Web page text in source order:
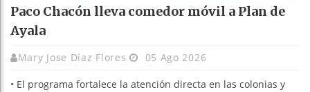
Paco Chacón lleva comedor móvil a Plan de
Ayala
Mary Jose Díaz Flores 05 Ago 2026
• El programa fortalece la atención directa en las colonias y